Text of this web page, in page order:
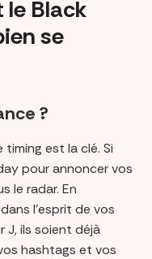
le Black
se
?
timing est la clé. Si
pour annoncer vos
le radar. En
l’esprit de vos
J, ils soient déjà
hashtags et vos